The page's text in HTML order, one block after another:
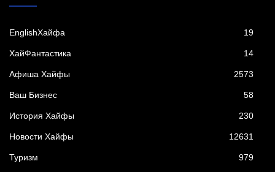
EnglishХайфа 19
XайФантастика 14
Афиша Хайфы 2573
Ваш Бизнес 58
История Хайфы 230
Новости Хайфы 12631
Туризм 979